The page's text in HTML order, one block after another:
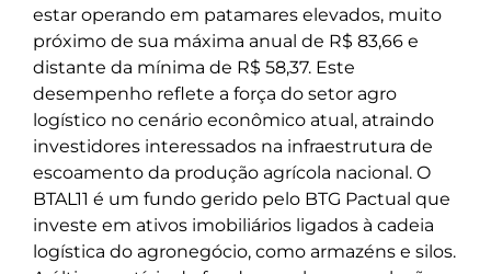
estar operando em patamares elevados, muito
próximo de sua máxima anual de R$ 83,66 e
distante da mínima de R$ 58,37. Este
desempenho reflete a força do setor agro
logístico no cenário econômico atual, atraindo
investidores interessados na infraestrutura de
escoamento da produção agrícola nacional. O
BTAL11 é um fundo gerido pelo BTG Pactual que
investe em ativos imobiliários ligados à cadeia
logística do agronegócio, como armazéns e silos.